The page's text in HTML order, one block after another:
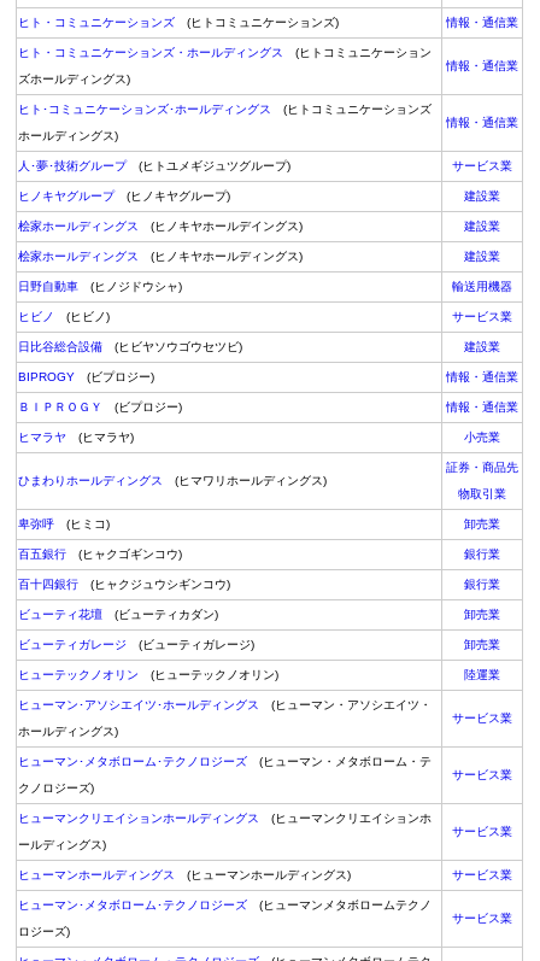
ヒト・コミュニケーションズ (ヒトコミュニケーションズ) 情報・通信業
ヒト・コミュニケーションズ・ホールディングス
(ヒトコミュニケーション
ズホールディングス)
情報・通信業
ヒト･コミュニケーションズ･ホールディングス
(ヒトコミュニケーションズ
ホールディングス)
情報・通信業
人･夢･技術グループ(ヒトユメギジュツグループ) サービス業
ヒノキヤグループ(ヒノキヤグループ) 建設業
桧家ホールディングス (ヒノキヤホールデイングス) 建設業
桧家ホールディングス (ヒノキヤホールディングス) 建設業
日野自動車 (ヒノジドウシャ) 輸送用機器
ヒビノ (ヒビノ) サービス業
日比谷総合設備 (ヒビヤソウゴウセツビ) 建設業
BIPROGY (ビプロジー) 情報・通信業
ＢＩＰＲＯＧＹ (ビプロジー) 情報・通信業
ヒマラヤ (ヒマラヤ) 小売業
ひまわりホールディングス (ヒマワリホールディングス)
証券・商品先
物取引業
卑弥呼 (ヒミコ) 卸売業
百五銀行 (ヒャクゴギンコウ) 銀行業
百十四銀行 (ヒャクジュウシギンコウ) 銀行業
ビューティ花壇 (ビューティカダン) 卸売業
ビューティガレージ (ビューティガレージ) 卸売業
ヒューテックノオリン (ヒューテックノオリン) 陸運業
ヒューマン･アソシエイツ･ホールディングス
(ヒューマン・アソシエイツ・
ホールディングス)
サービス業
ヒューマン･メタボローム･テクノロジーズ (ヒューマン・メタボローム・テ
クノロジーズ)
サービス業
ヒューマンクリエイションホールディングス
(ヒューマンクリエイションホ
ールディングス)
サービス業
ヒューマンホールディングス (ヒューマンホールディングス) サービス業
ヒューマン･メタボローム･テクノロジーズ (ヒューマンメタボロームテクノ
ロジーズ)
サービス業